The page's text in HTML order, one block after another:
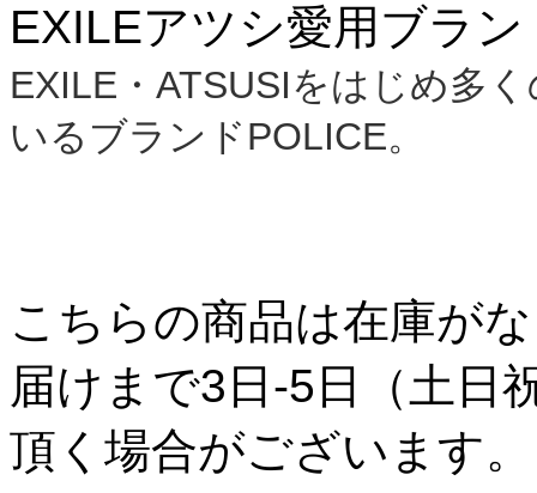
EXILEアツシ愛用ブラ
EXILE・ATSUSIをはじめ多
いるブランドPOLICE。
こちらの商品は在庫が
届けまで3日-5日（土日
頂く場合がございます。